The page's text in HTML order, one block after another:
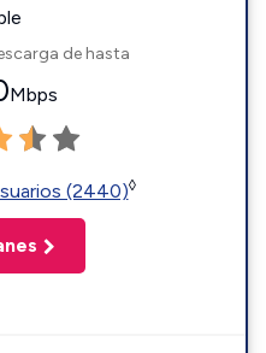
de hasta
Mbps
(2440)◊